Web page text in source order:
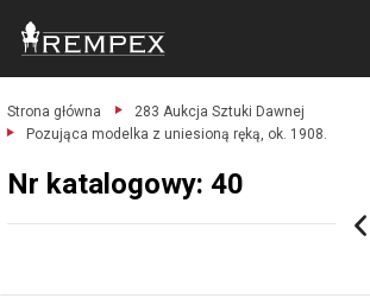
Strona główna
283 Aukcja Sztuki Dawnej
Pozująca modelka z uniesioną ręką, ok. 1908.
Nr katalogowy: 40